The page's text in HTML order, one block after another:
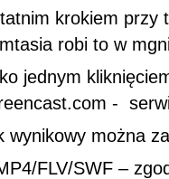
krokiem przy
robi to w
jednym
-
wynikowy można
FLV/SWF –